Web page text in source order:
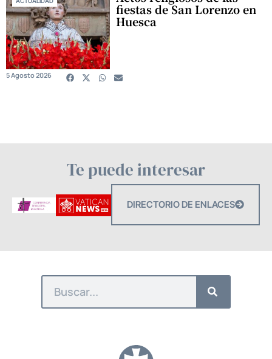
fiestas de San Lorenzo en
Huesca
5 Agosto 2026
Te puede interesar
DIRECTORIO DE ENLACES